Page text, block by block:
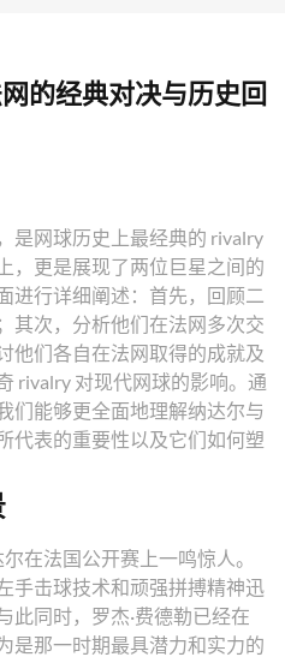
的经典对决与历史回
是网球历史上最经典的 rivalry
，更是展现了两位巨星之间的
进行详细阐述：首先，回顾二
其次，分析他们在法网多次交
他们各自在法网取得的成就及
rivalry 对现代网球的影响。通
们能够更全面地理解纳达尔与
代表的重要性以及它们如何塑
在法国公开赛上一鸣惊人。
手击球技术和顽强拼搏精神迅
此同时，罗杰·费德勒已经在
是那一时期最具潜力和实力的